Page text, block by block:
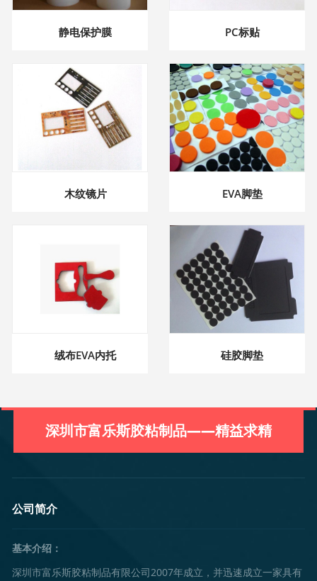
静电保护膜 PC标贴
木纹镜片 EVA脚垫
绒布EVA内托 硅胶脚垫
深圳市富乐斯胶粘制品——精益求精
公司简介
基本介绍：
深圳市富乐斯胶粘制品有限公司2007年成立，并迅速成立一家具有